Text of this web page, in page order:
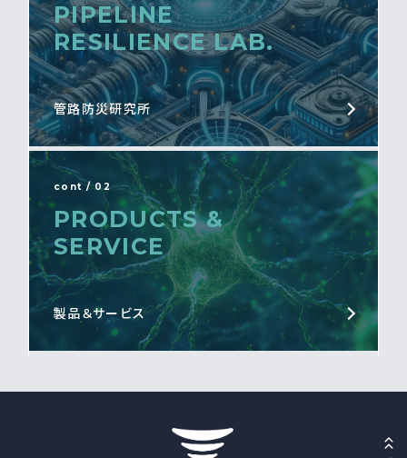
PIPELINE
RESILIENCE LAB.
管路防災研究所
cont / 02
PRODUCTS &
SERVICE
製品＆サービス